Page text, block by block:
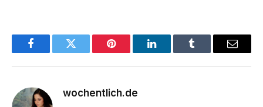
FacebookTwitter Pinterest LinkedInTumblr Email
wochentlich.de